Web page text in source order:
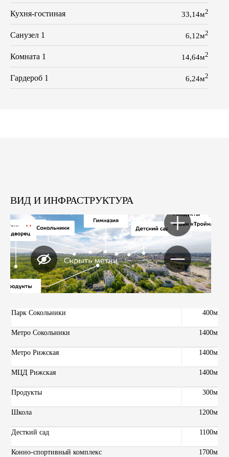
Кухня-гостиная 33,14м2
Санузел 1 6,12м2
Комната 1 14,64м2
Гардероб 1 6,24м2
ВИД И ИНФРАСТРУКТУРА
Парк Сокольники 400м
Метро Сокольники 1400м
Метро Рижская 1400м
МЦД Рижская 1400м
Продукты 300м
Школа 1200м
Десткий сад 1100м
Конно-спортивный комплекс 1700м